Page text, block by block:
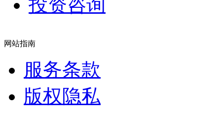
投资咨询
网站指南
服务条款
版权隐私